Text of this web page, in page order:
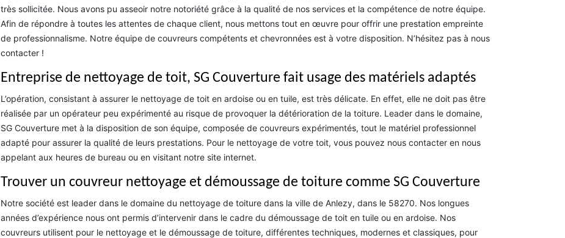
très sollicitée. Nous avons pu asseoir notre notoriété grâce à la qualité de nos services et la compétence de notre équipe.
Afin de répondre à toutes les attentes de chaque client, nous mettons tout en œuvre pour offrir une prestation empreinte
de professionnalisme. Notre équipe de couvreurs compétents et chevronnées est à votre disposition. N’hésitez pas à nous
contacter !
Entreprise de nettoyage de toit, SG Couverture fait usage des matériels adaptés
L’opération, consistant à assurer le nettoyage de toit en ardoise ou en tuile, est très délicate. En effet, elle ne doit pas être
réalisée par un opérateur peu expérimenté au risque de provoquer la détérioration de la toiture. Leader dans le domaine,
SG Couverture met à la disposition de son équipe, composée de couvreurs expérimentés, tout le matériel professionnel
adapté pour assurer la qualité de leurs prestations. Pour le nettoyage de votre toit, vous pouvez nous contacter en nous
appelant aux heures de bureau ou en visitant notre site internet.
Trouver un couvreur nettoyage et démoussage de toiture comme SG Couverture
Notre société est leader dans le domaine du nettoyage de toiture dans la ville de Anlezy, dans le 58270. Nos longues
années d’expérience nous ont permis d’intervenir dans le cadre du démoussage de toit en tuile ou en ardoise. Nos
couvreurs utilisent pour le nettoyage et le démoussage de toiture, différentes techniques, modernes et classiques, pour